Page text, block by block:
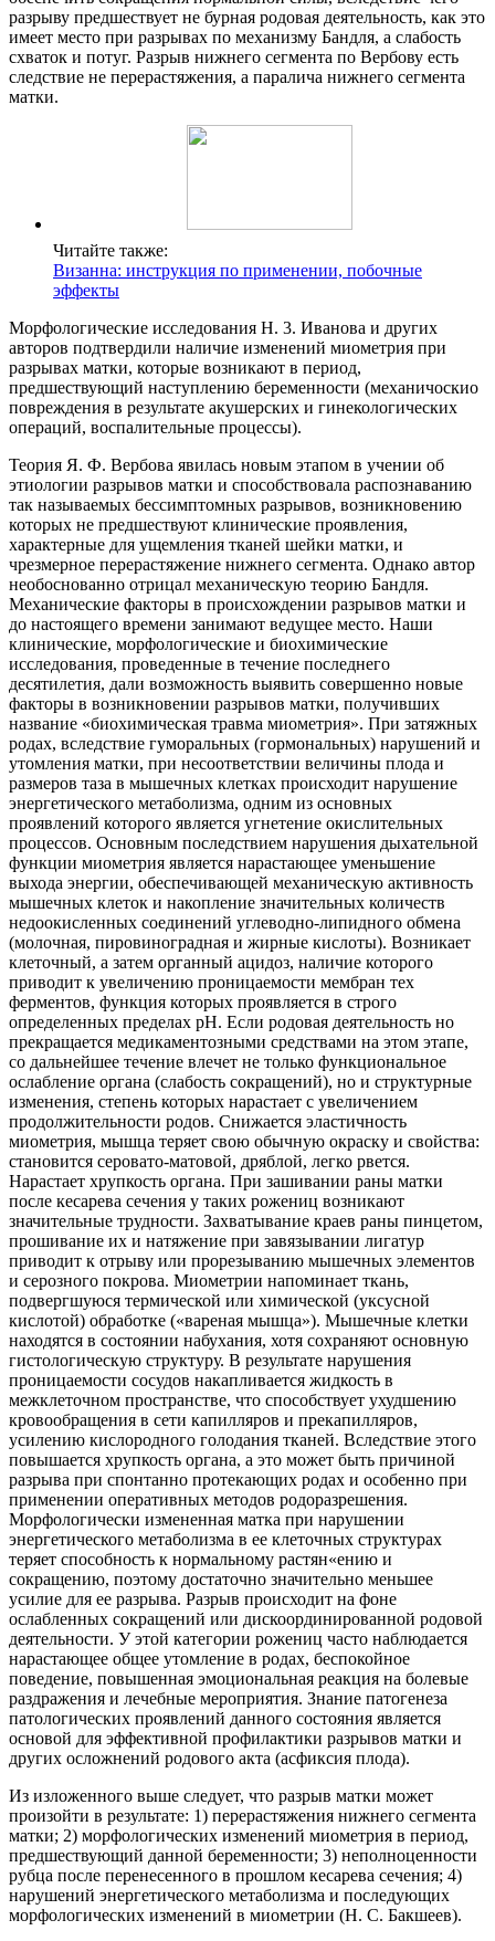
разрыву предшествует не бурная родовая деятельность, как это
имеет место при разрывах по механизму Бандля, а слабость
схваток и потуг. Разрыв нижнего сегмента по Вербову есть
следствие не перерастяжения, а паралича нижнего сегмента
матки.
Читайте также:
Визанна: инструкция по применении, побочные
эффекты
Морфологические исследования Н. 3. Иванова и других
авторов подтвердили наличие изменений миометрия при
разрывах матки, которые возникают в период,
предшествующий наступлению беременности (механичоскио
повреждения в результате акушерских и гинекологических
операций, воспалительные процессы).
Теория Я. Ф. Вербова явилась новым этапом в учении об
этиологии разрывов матки и способствовала распознаванию
так называемых бессимптомных разрывов, возникновению
которых не предшествуют клинические проявления,
характерные для ущемления тканей шейки матки, и
чрезмерное перерастяжение нижнего сегмента. Однако автор
необоснованно отрицал механическую теорию Бандля.
Механические факторы в происхождении разрывов матки и
до настоящего времени занимают ведущее место. Наши
клинические, морфологические и биохимические
исследования, проведенные в течение последнего
десятилетия, дали возможность выявить совершенно новые
факторы в возникновении разрывов матки, получивших
название «биохимическая травма миометрия». При затяжных
родах, вследствие гуморальных (гормональных) нарушений и
утомления матки, при несоответствии величины плода и
размеров таза в мышечных клетках происходит нарушение
энергетического метаболизма, одним из основных
проявлений которого является угнетение окислительных
процессов. Основным последствием нарушения дыхательной
функции миометрия является нарастающее уменьшение
выхода энергии, обеспечивающей механическую активность
мышечных клеток и накопление значительных количеств
недоокисленных соединений углеводно-липидного обмена
(молочная, пировиноградная и жирные кислоты). Возникает
клеточный, а затем органный ацидоз, наличие которого
приводит к увеличению проницаемости мембран тех
ферментов, функция которых проявляется в строго
определенных пределах рН. Если родовая деятельность но
прекращается медикаментозными средствами на этом этапе,
со дальнейшее течение влечет не только функциональное
ослабление органа (слабость сокращений), но и структурные
изменения, степень которых нарастает с увеличением
продолжительности родов. Снижается эластичность
миометрия, мышца теряет свою обычную окраску и свойства:
становится серовато-матовой, дряблой, легко рвется.
Нарастает хрупкость органа. При зашивании раны матки
после кесарева сечения у таких рожениц возникают
значительные трудности. Захватывание краев раны пинцетом,
прошивание их и натяжение при завязывании лигатур
приводит к отрыву или прорезыванию мышечных элементов
и серозного покрова. Миометрии напоминает ткань,
подвергшуюся термической или химической (уксусной
кислотой) обработке («вареная мышца»). Мышечные клетки
находятся в состоянии набухания, хотя сохраняют основную
гистологическую структуру. В результате нарушения
проницаемости сосудов накапливается жидкость в
межклеточном пространстве, что способствует ухудшению
кровообращения в сети капилляров и прекапилляров,
усилению кислородного голодания тканей. Вследствие этого
повышается хрупкость органа, а это может быть причиной
разрыва при спонтанно протекающих родах и особенно при
применении оперативных методов родоразрешения.
Морфологически измененная матка при нарушении
энергетического метаболизма в ее клеточных структурах
теряет способность к нормальному растян«ению и
сокращению, поэтому достаточно значительно меньшее
усилие для ее разрыва. Разрыв происходит на фоне
ослабленных сокращений или дискоординированной родовой
деятельности. У этой категории рожениц часто наблюдается
нарастающее общее утомление в родах, беспокойное
поведение, повышенная эмоциональная реакция на болевые
раздражения и лечебные мероприятия. Знание патогенеза
патологических проявлений данного состояния является
основой для эффективной профилактики разрывов матки и
других осложнений родового акта (асфиксия плода).
Из изложенного выше следует, что разрыв матки может
произойти в результате: 1) перерастяжения нижнего сегмента
матки; 2) морфологических изменений миометрия в период,
предшествующий данной беременности; 3) неполноценности
рубца после перенесенного в прошлом кесарева сечения; 4)
нарушений энергетического метаболизма и последующих
морфологических изменений в миометрии (Н. С. Бакшеев).